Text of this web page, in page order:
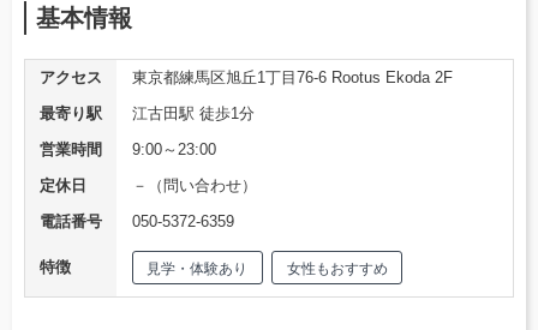
基本情報
アクセス
東京都練馬区旭丘1丁目76-6 Rootus Ekoda 2F
最寄り駅
江古田駅 徒歩1分
営業時間
9:00～23:00
定休日
－（問い合わせ）
電話番号
050-5372-6359
特徴 見学・体験あり 女性もおすすめ